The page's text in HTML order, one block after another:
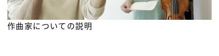
作曲家についての説明